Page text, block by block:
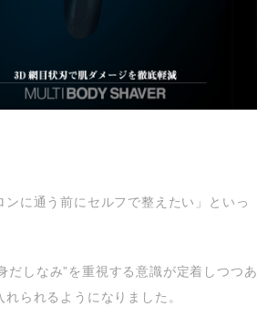
に通う前にセルフで整えたい」といっ
だしなみ”を重視する意識が定着しつつあ
られるようになりました。